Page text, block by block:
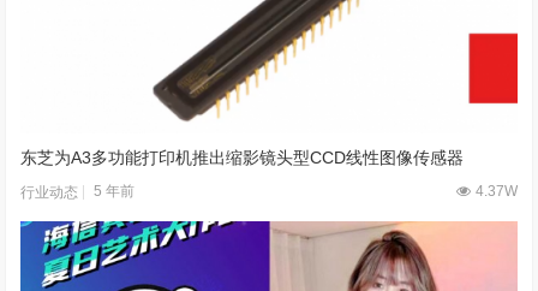
东芝为A3多功能打印机推出缩影镜头型CCD线性图像传感器
行业动态 5 年前 4.37W